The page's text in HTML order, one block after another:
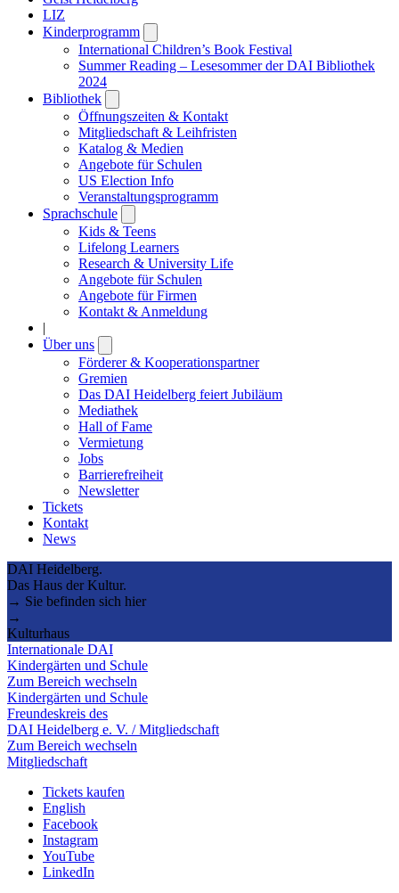
LIZ
Kinderprogramm
submenu
International Children’s Book Festival
Summer Reading – Lesesommer der DAI Bibliothek
2024
Bibliothek
submenu
Öffnungszeiten & Kontakt
Mitgliedschaft & Leihfristen
Katalog & Medien
Angebote für Schulen
US Election Info
Veranstaltungsprogramm
Sprachschule
submenu
Kids & Teens
Lifelong Learners
Research & University Life
Angebote für Schulen
Angebote für Firmen
Kontakt & Anmeldung
|
Über uns
submenu
Förderer & Kooperationspartner
Gremien
Das DAI Heidelberg feiert Jubiläum
Mediathek
Hall of Fame
Vermietung
Jobs
Barrierefreiheit
Newsletter
Tickets
Kontakt
News
DAI Heidelberg.
Das Haus der Kultur.
→ Sie befinden sich hier
→
Kulturhaus
Internationale DAI
Kindergärten und Schule
Zum Bereich wechseln
Kindergärten und Schule
Freundeskreis des
DAI Heidelberg e. V. / Mitgliedschaft
Zum Bereich wechseln
Mitgliedschaft
Tickets kaufen
English
Facebook
Instagram
YouTube
LinkedIn